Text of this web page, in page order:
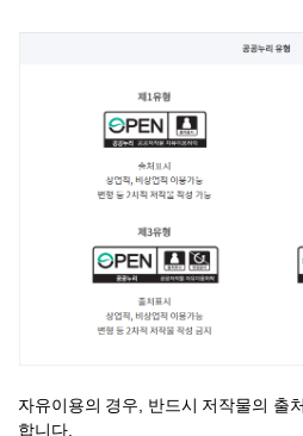
자유이용의 경우, 반드시 저작물의 출
합니다.